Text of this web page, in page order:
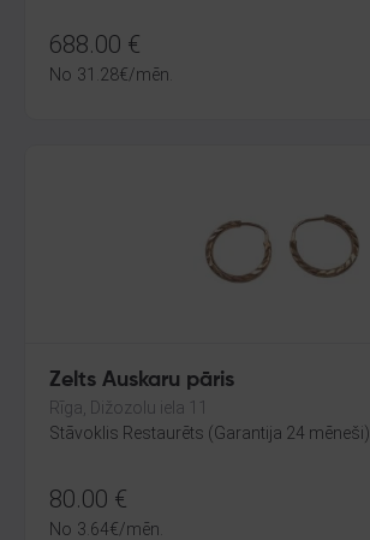
688.00 €
No 31.28€/mēn.
Zelts Auskaru pāris
Rīga, Dižozolu iela 11
Stāvoklis Restaurēts (Garantija 24 mēneši)
80.00 €
No 3.64€/mēn.